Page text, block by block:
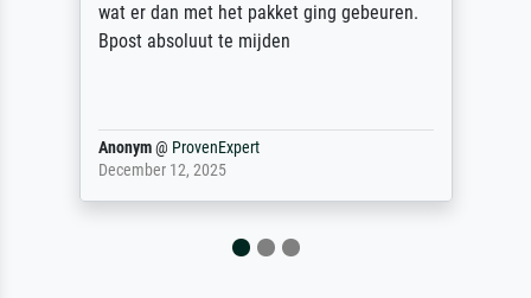
Dank!
Reinhold,@ProvenExpert
April 22, 2026